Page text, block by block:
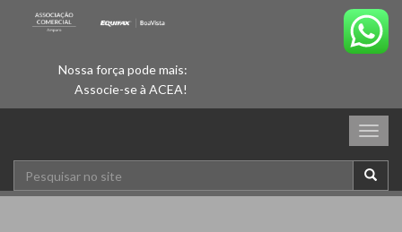
Nossa força pode mais:
Associe-se à ACEA!